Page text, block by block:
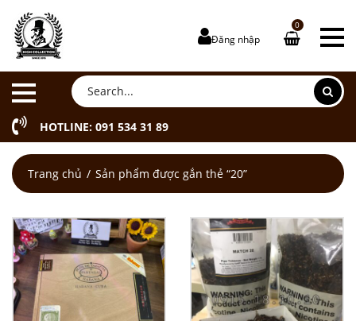
Đăng nhập
0
HOTLINE: 091 534 31 89
Trang chủ Sản phẩm được gắn thẻ “20”